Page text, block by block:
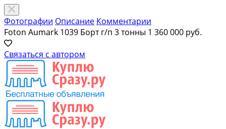
Фотографии Описание Комментарии
Foton Aumark 1039 Борт г/п 3 тонны 1 360 000 руб.
Связаться с автором